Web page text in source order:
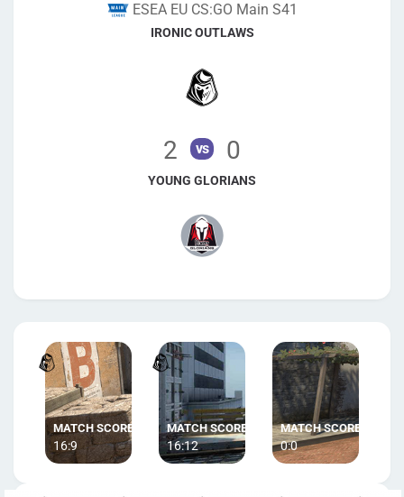
ESEA EU CS:GO Main S41
IRONIC OUTLAWS
2 vs 0
YOUNG GLORIANS
16:9 16:12 0:0